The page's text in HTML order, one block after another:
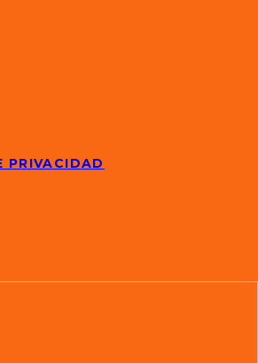
PRIVACIDAD